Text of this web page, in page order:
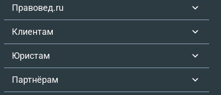
Правовед.ru
Клиентам
Юристам
Партнёрам